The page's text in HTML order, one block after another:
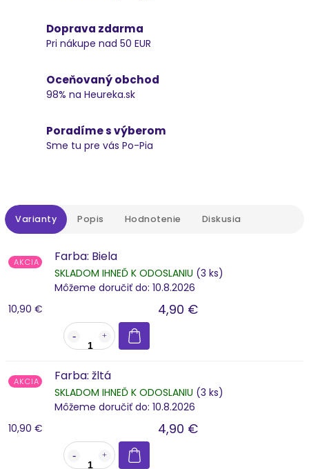
Doprava zdarma
Pri nákupe nad 50 EUR
Oceňovaný obchod
98% na Heureka.sk
Poradíme s výberom
Sme tu pre vás Po-Pia
Varianty Popis Hodnotenie Diskusia
AKCIA Farba: Biela
SKLADOM IHNEĎ K ODOSLANIU (3 ks)
Môžeme doručiť do: 10.8.2026
10,90 €
4,90 €
AKCIA Farba: žltá
SKLADOM IHNEĎ K ODOSLANIU (3 ks)
Môžeme doručiť do: 10.8.2026
10,90 €
4,90 €